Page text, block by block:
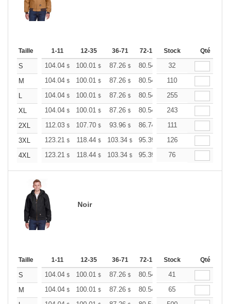
Taille 1-11 12-35 36-71 72-143 144-287 288 +
Stock Qté
S 104.04 $ 100.01 $ 87.26 $ 80.54 76.52
32
M
104.04 $ 100.01 $ 87.26 $ 80.54 76.52
110
L
104.04 $ 100.01 $ 87.26 $ 80.54 76.52
255
XL
104.04 $ 100.01 $ 87.26 $ 80.54 76.52
243
2XL
112.03 $ 107.70 $ 93.96 $ 86.74 82.40
111
3XL
123.21 $ 118.44 $ 103.34 $ 95.39 90.62
126
4XL
123.21 $ 118.44 $ 103.34 $ 95.39 90.62
76
Noir
Taille 1-11 12-35 36-71 72-143 144-287 288 +
Stock Qté
S 104.04 $ 100.01 $ 87.26 $ 80.54 76.52
41
M
104.04 $ 100.01 $ 87.26 $ 80.54 76.52
65